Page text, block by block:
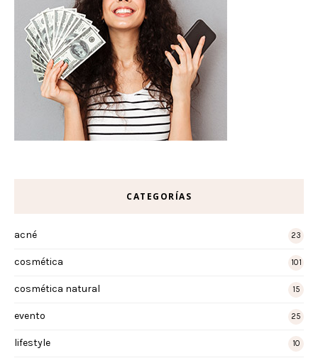
CATEGORÍAS
acné 23
cosmética 101
cosmética natural 15
evento 25
lifestyle 10